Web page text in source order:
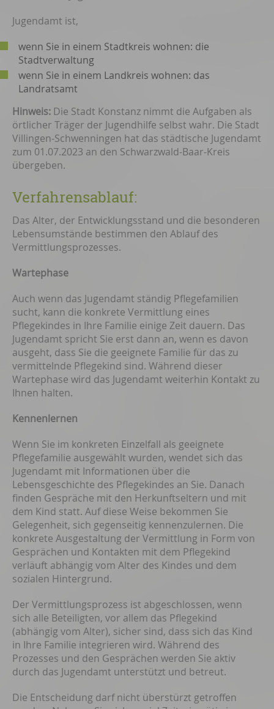
Jugendamt ist,
wenn Sie in einem Stadtkreis wohnen: die
Stadtverwaltung
wenn Sie in einem Landkreis wohnen: das
Landratsamt
Hinweis: Die Stadt Konstanz nimmt die Aufgaben als
örtlicher Träger der Jugendhilfe selbst wahr. Die Stadt
Villingen-Schwenningen hat das städtische Jugendamt
zum 01.07.2023 an den Schwarzwald-Baar-Kreis
übergeben.
Verfahrensablauf:
Das Alter, der Entwicklungsstand und die besonderen
Lebensumstände bestimmen den Ablauf des
Vermittlungsprozesses.
Wartephase
Auch wenn das Jugendamt ständig Pflegefamilien
sucht, kann die konkrete Vermittlung eines
Pflegekindes in Ihre Familie einige Zeit dauern. Das
Jugendamt spricht Sie erst dann an, wenn es davon
ausgeht, dass Sie die geeignete Familie für das zu
vermittelnde Pflegekind sind. Während dieser
Wartephase wird das Jugendamt weiterhin Kontakt zu
Ihnen halten.
Kennenlernen
Wenn Sie im konkreten Einzelfall als geeignete
Pflegefamilie ausgewählt wurden, wendet sich das
Jugendamt mit Informationen über die
Lebensgeschichte des Pflegekindes an Sie. Danach
finden Gespräche mit den Herkunftseltern und mit
dem Kind statt. Auf diese Weise bekommen Sie
Gelegenheit, sich gegenseitig kennenzulernen. Die
konkrete Ausgestaltung der Vermittlung in Form von
Gesprächen und Kontakten mit dem Pflegekind
verläuft abhängig vom Alter des Kindes und dem
sozialen Hintergrund.
Der Vermittlungsprozess ist abgeschlossen, wenn
sich alle Beteiligten, vor allem das Pflegekind
(abhängig vom Alter), sicher sind, dass sich das Kind
in Ihre Familie integrieren wird. Während des
Prozesses und den Gesprächen werden Sie aktiv
durch das Jugendamt unterstützt und betreut.
Die Entscheidung darf nicht überstürzt getroffen